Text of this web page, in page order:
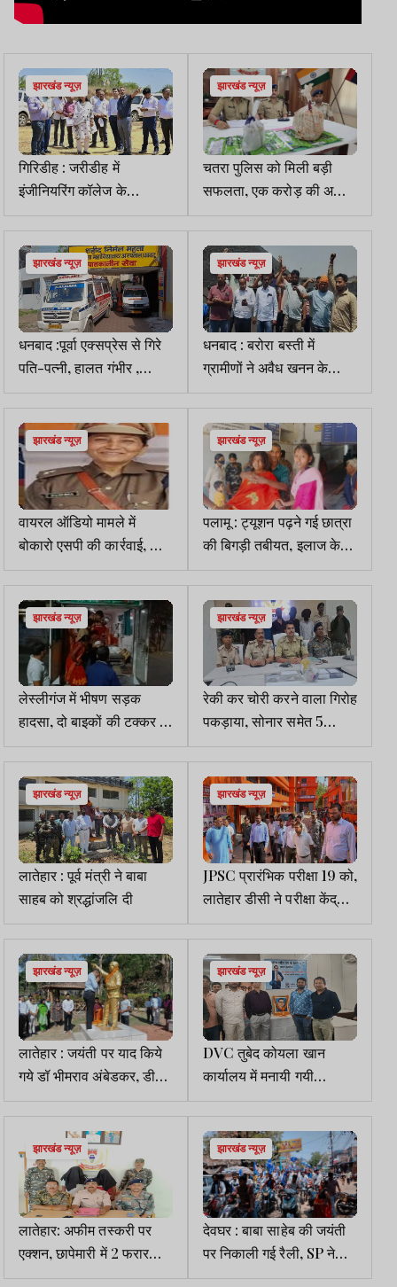
झारखंड न्यूज़
गिरिडीह : जरीडीह में
इंजीनियरिंग कॉलेज के
शिलान्यास की तैयारी तेज,DC
ने लिया जायजा
झारखंड न्यूज़
चतरा पुलिस को मिली बड़ी
सफलता, एक करोड़ की अफीम
व डोडा जब्त
झारखंड न्यूज़
धनबाद :पूर्वा एक्सप्रेस से गिरे
पति-पत्नी, हालत गंभीर ,
SNMMCH में चल रहा इलाज
झारखंड न्यूज़
धनबाद : बरोरा बस्ती में
ग्रामीणों ने अवैध खनन के
खिलाफ खोला मोर्चा, काम
रुकवाया
झारखंड न्यूज़
वायरल ऑडियो मामले में
बोकारो एसपी की कार्रवाई, चास
थाना प्रभारी लाइन हाजिर
झारखंड न्यूज़
पलामू : ट्यूशन पढ़ने गई छात्रा
की बिगड़ी तबीयत, इलाज के
दौरान मौत
झारखंड न्यूज़
लेस्लीगंज में भीषण सड़क
हादसा, दो बाइकों की टक्कर में
तीन युवक घायल
झारखंड न्यूज़
रेकी कर चोरी करने वाला गिरोह
पकड़ाया, सोनार समेत 5
अरेस्ट, चोरी के गहने बरामद
झारखंड न्यूज़
लातेहार : पूर्व मंत्री ने बाबा
साहब को श्रद्धांजलि दी
झारखंड न्यूज़
JPSC प्रारंभिक परीक्षा 19 को,
लातेहार डीसी ने परीक्षा केंद्रों
का किया निरीक्षण
झारखंड न्यूज़
लातेहार : जयंती पर याद किये
गये डॉ भीमराव अंबेडकर, डीसी
ने किया माल्‍यापर्ण
झारखंड न्यूज़
DVC तुबेद कोयला खान
कार्यालय में मनायी गयी
अंबेडकर जयंती
झारखंड न्यूज़
लातेहार: अफीम तस्करी पर
एक्शन, छापेमारी में 2 फरार
आरोपी गिरफ्तार
झारखंड न्यूज़
देवघर : बाबा साहेब की जयंती
पर निकाली गई रैली, SP ने
किया मालार्पण